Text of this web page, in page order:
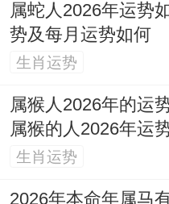
体健康首防心脏不
安全，此月务必低
重大决策能缓则缓
绳」以化解岁破冲
十二月（癸丑月）
癸水正官透出，丑
属蛇人2026年运势
势及每月运势如何
生肖运势
属猴人2026年的运
属猴的人2026年运
生肖运势
2026年本命年属马